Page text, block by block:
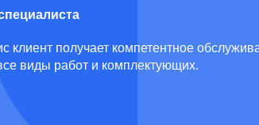
получает компетентное
виды работ и комплектующих.